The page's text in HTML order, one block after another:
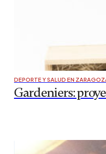
DEPORTE Y SALUD EN
Gardeniers: